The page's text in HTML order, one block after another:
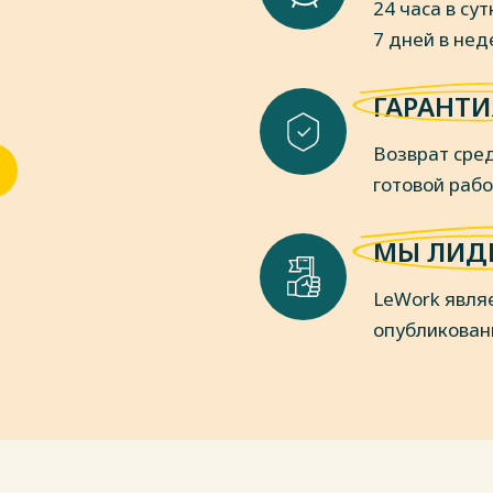
вагонов), прибывших в
Ескл определяем по формуле:
принимается равным 8 сут, (из зада
перегрузки груза по "прямому"
схеме механизации погрузочно-
и способы штабелирования,
24 часа в
7 дней в
Возврат
готовой
МЫ
LeWork